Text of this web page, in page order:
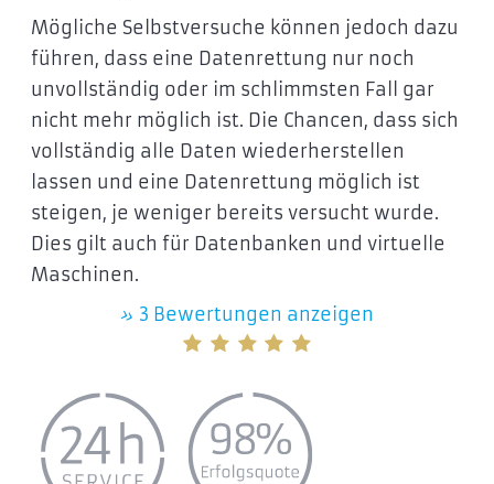
Mögliche Selbstversuche können jedoch dazu
führen, dass eine Datenrettung nur noch
unvollständig oder im schlimmsten Fall gar
nicht mehr möglich ist. Die Chancen, dass sich
vollständig alle Daten wiederherstellen
lassen und eine Datenrettung möglich ist
steigen, je weniger bereits versucht wurde.
Dies gilt auch für Datenbanken und virtuelle
Maschinen.
» 3 Bewertungen anzeigen